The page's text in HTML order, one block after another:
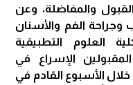
والمفاضلة، وعن
الفم والأسنان
العلوم التطبيقية
الإسراع في
الأسبوع القادم في